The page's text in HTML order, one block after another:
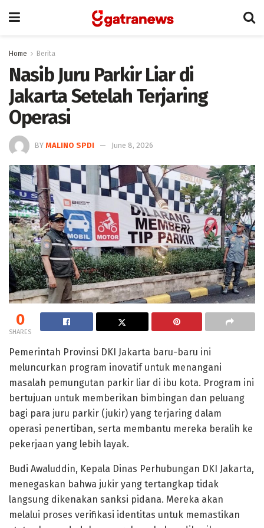
Home Berita
Nasib Juru Parkir Liar di
Jakarta Setelah Terjaring
Operasi
BY MALINO SPDI June 8, 2026
0
SHARES
Pemerintah Provinsi DKI Jakarta baru-baru ini
meluncurkan program inovatif untuk menangani
masalah pemungutan parkir liar di ibu kota. Program ini
bertujuan untuk memberikan bimbingan dan peluang
bagi para juru parkir (jukir) yang terjaring dalam
operasi penertiban, serta membantu mereka beralih ke
pekerjaan yang lebih layak.
Budi Awaluddin, Kepala Dinas Perhubungan DKI Jakarta,
menegaskan bahwa jukir yang tertangkap tidak
langsung dikenakan sanksi pidana. Mereka akan
melalui proses verifikasi identitas untuk memastikan